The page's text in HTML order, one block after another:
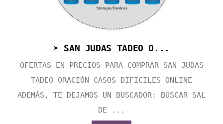
➤ SAN JUDAS TADEO O...
OFERTAS EN PRECIOS PARA COMPRAR SAN JUDAS
TADEO ORACIÓN CASOS DIFICILES ONLINE
ADEMÁS, TE DEJAMOS UN BUSCADOR: BUSCAR SAL
DE ...